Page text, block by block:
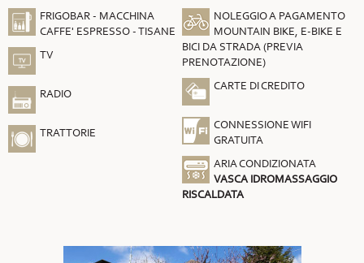
FRIGOBAR - MACCHINA
CAFFE' ESPRESSO - TISANE
TV
RADIO
TRATTORIE
NOLEGGIO A PAGAMENTO
MOUNTAIN BIKE, E-BIKE E
BICI DA STRADA (PREVIA
PRENOTAZIONE)
CARTE DI CREDITO
CONNESSIONE WIFI
GRATUITA
ARIA CONDIZIONATA
VASCA IDROMASSAGGIO
RISCALDATA